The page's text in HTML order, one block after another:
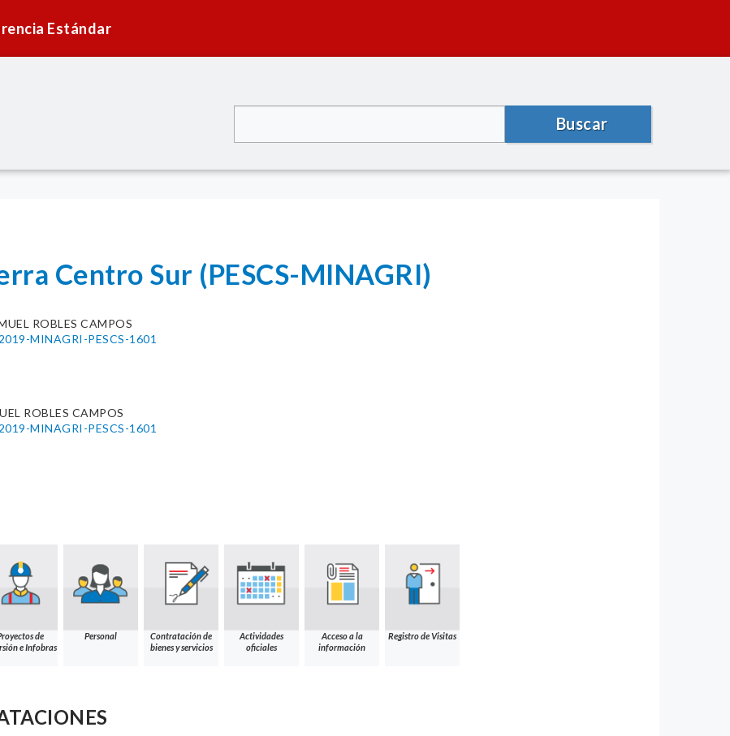
Estándar
Buscar
Centro Sur (PESCS-MINAGRI)
ROBLES CAMPOS
MINAGRI-PESCS-1601
ROBLES CAMPOS
MINAGRI-PESCS-1601
de
e Infobras
Personal
Contratación de
bienes y servicios
Actividades
oficiales
Acceso a la
información
Registro de Visitas